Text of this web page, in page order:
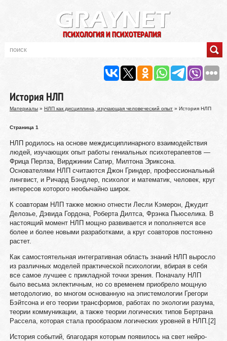
История НЛП
Материалы» НЛП как дисциплина, изучающая человеческий опыт» История НЛП
Страница 1
НЛП родилось на основе междисциплинарного взаимодействия
людей, изучающих опыт работы гениальных психотерапевтов —
Фрица Перлза, Вирджинии Сатир, Милтона Эриксона.
Основателями НЛП считаются Джон Гриндер, профессиональный
лингвист, и Ричард Бэндлер, психолог и математик, человек, круг
интересов которого необычайно широк.
К соавторам НЛП также можно отнести Лесли Кэмерон, Джудит
Делозье, Дэвида Гордона, Роберта Дилтса, Фрэнка Пьюселика. В
настоящий момент НЛП мощно развивается и пополняется все
более и более новыми разработками, а круг соавторов постоянно
растет.
Как самостоятельная интегративная область знаний НЛП выросло
из различных моделей практической психологии, вбирая в себя
все самое лучшее с прикладной точки зрения. Поначалу НЛП
было весьма эклектичным, но со временем приобрело мощную
методологию, во многом основанную на эпистемологии Грегори
Бэйтсона и его теории трансформов, работах по экологии разума,
теории коммуникации, а также теории логических типов Бертрана
Рассела, которая стала прообразом логических уровней в НЛП.[2]
История событий, благодаря которым появилось на свет нейро-